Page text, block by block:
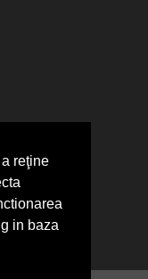
reţine
in baza